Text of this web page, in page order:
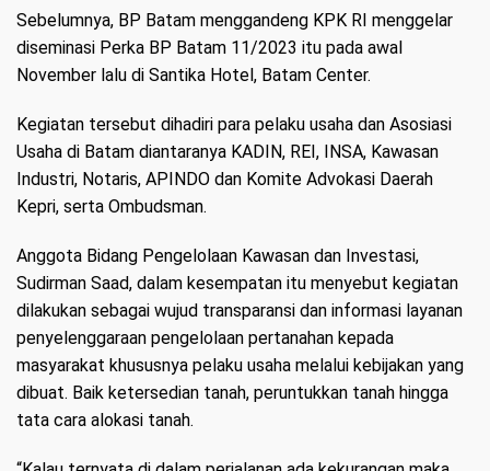
Sebelumnya, BP Batam menggandeng KPK RI menggelar
diseminasi Perka BP Batam 11/2023 itu pada awal
November lalu di Santika Hotel, Batam Center.
Kegiatan tersebut dihadiri para pelaku usaha dan Asosiasi
Usaha di Batam diantaranya KADIN, REI, INSA, Kawasan
Industri, Notaris, APINDO dan Komite Advokasi Daerah
Kepri, serta Ombudsman.
Anggota Bidang Pengelolaan Kawasan dan Investasi,
Sudirman Saad, dalam kesempatan itu menyebut kegiatan
dilakukan sebagai wujud transparansi dan informasi layanan
penyelenggaraan pengelolaan pertanahan kepada
masyarakat khususnya pelaku usaha melalui kebijakan yang
dibuat. Baik ketersedian tanah, peruntukkan tanah hingga
tata cara alokasi tanah.